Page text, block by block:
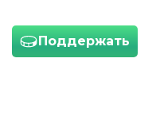
Поддержать